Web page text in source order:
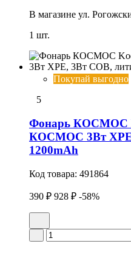
В магазине ул.
1 шт.
Покупай выгодно
5
Фонарь КОСМОС
КОСМОС 3Вт
1200mAh
Код товара: 491864
390 ₽ 928 ₽ -58%